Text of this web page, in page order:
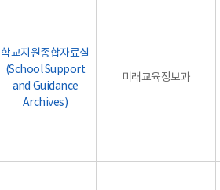
학교지원종합자료실
(School Support
and Guidance
Archives)
미래교육정보과